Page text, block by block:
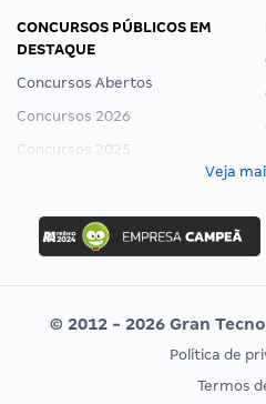
CONCURSOS PÚBLICOS EM
DESTAQUE
Concursos Abertos
Concursos 2026
Concursos 2025
Concurso Ibama
Concurso MPU
Editais publicados
CONCURSOS POR PROFISSÃO
Veja
© 2012 - 2026 Gran
Política de
Termos